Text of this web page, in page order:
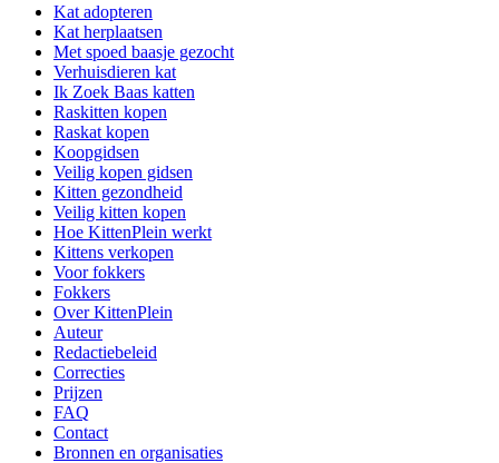
Kat adopteren
Kat herplaatsen
Met spoed baasje gezocht
Verhuisdieren kat
Ik Zoek Baas katten
Raskitten kopen
Raskat kopen
Koopgidsen
Veilig kopen gidsen
Kitten gezondheid
Veilig kitten kopen
Hoe KittenPlein werkt
Kittens verkopen
Voor fokkers
Fokkers
Over KittenPlein
Auteur
Redactiebeleid
Correcties
Prijzen
FAQ
Contact
Bronnen en organisaties